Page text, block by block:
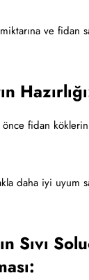
ve fidan
fidan
daha iyi uyum
Sıvı